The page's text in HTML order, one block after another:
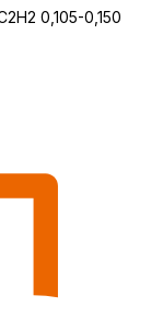
0,105-0,150